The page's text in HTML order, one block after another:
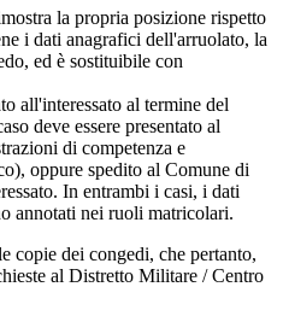
la propria posizione rispetto
i dati anagrafici dell'arruolato, la
ed è sostituibile con
all'interessato al termine del
deve essere presentato al
di competenza e
oppure spedito al Comune di
In entrambi i casi, i dati
annotati nei ruoli matricolari.
copie dei congedi, che pertanto,
al Distretto Militare / Centro